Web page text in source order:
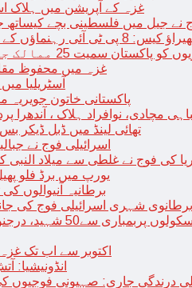
غزہ کے آپریشن میں ہلاک
فوج نے جیل میں فلسطینی بچے
کے ناقابل ضمانت وارنٹ گرفتاری جاری
جانے سے اجتناب برتنے کی ہدایت
غزہ میں محفوظ
آسٹریلیا
پاکستانی خاتون جویریہ
مچادی، نوافراد ہلاک ، آندھرا
تھائی لینڈ میں ڈبل ڈیکر بس درخت
اسرائیلی فوج نے
کی فوج نے غلطی سے میلاد النبی کی
یورپ میں برڈ فلو
برطانیہ آنیوالوں
برطانوی شہری اسرائیلی فوج کی
سے50 شہید، درجنوں اسرائیلی ٹینک خان یونس میں داخل
7 اکتوبر سے اب تک غزہ کے 19 لاکھ شہری بے
انڈونیشیا: آتش
درندگی جاری: صہیونی فوجیوں